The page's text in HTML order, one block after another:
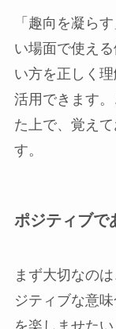
「趣向を凝ら
い場面で使え
い方を正しく
活用できます
た上で、覚え
す。
ポジティブで
まず大切なの
ジティブな意